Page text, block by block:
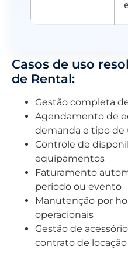
Casos de uso
de Rental:
Gestão completa
Agendamento de
demanda e tipo de
Controle de
equipamentos
Faturamento
período ou evento
Manutenção por
operacionais
Gestão de
contrato de locação